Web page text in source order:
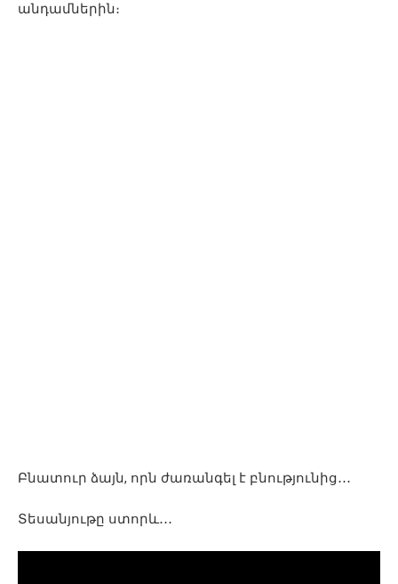
անդամներին։
Բնատուր ձայն, որն ժառանգել է բնությունից․․․
Տեսանյութը ստորև․․․